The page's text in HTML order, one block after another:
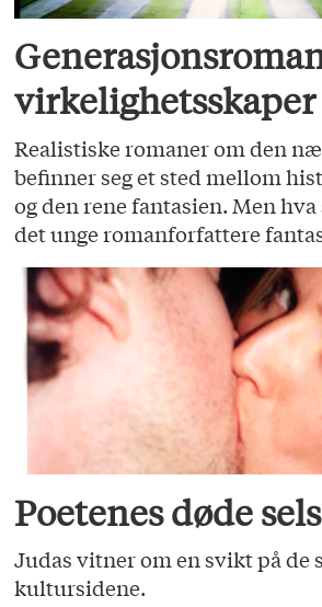
virkelighetsskaper
Realistiske romaner om den
befinner seg et sted mellom
og den rene fantasien. Men hva
det unge romanforfattere
Poetenes døde
Judas vitner om en svikt på de
kultursidene.